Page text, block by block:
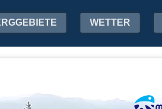
WETTER